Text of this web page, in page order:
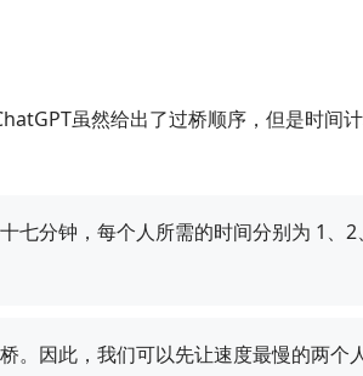
虽然给出了过桥顺序，但是时间
分钟，每个人所需的时间分别为 1、2、
。因此，我们可以先让速度最慢的两个